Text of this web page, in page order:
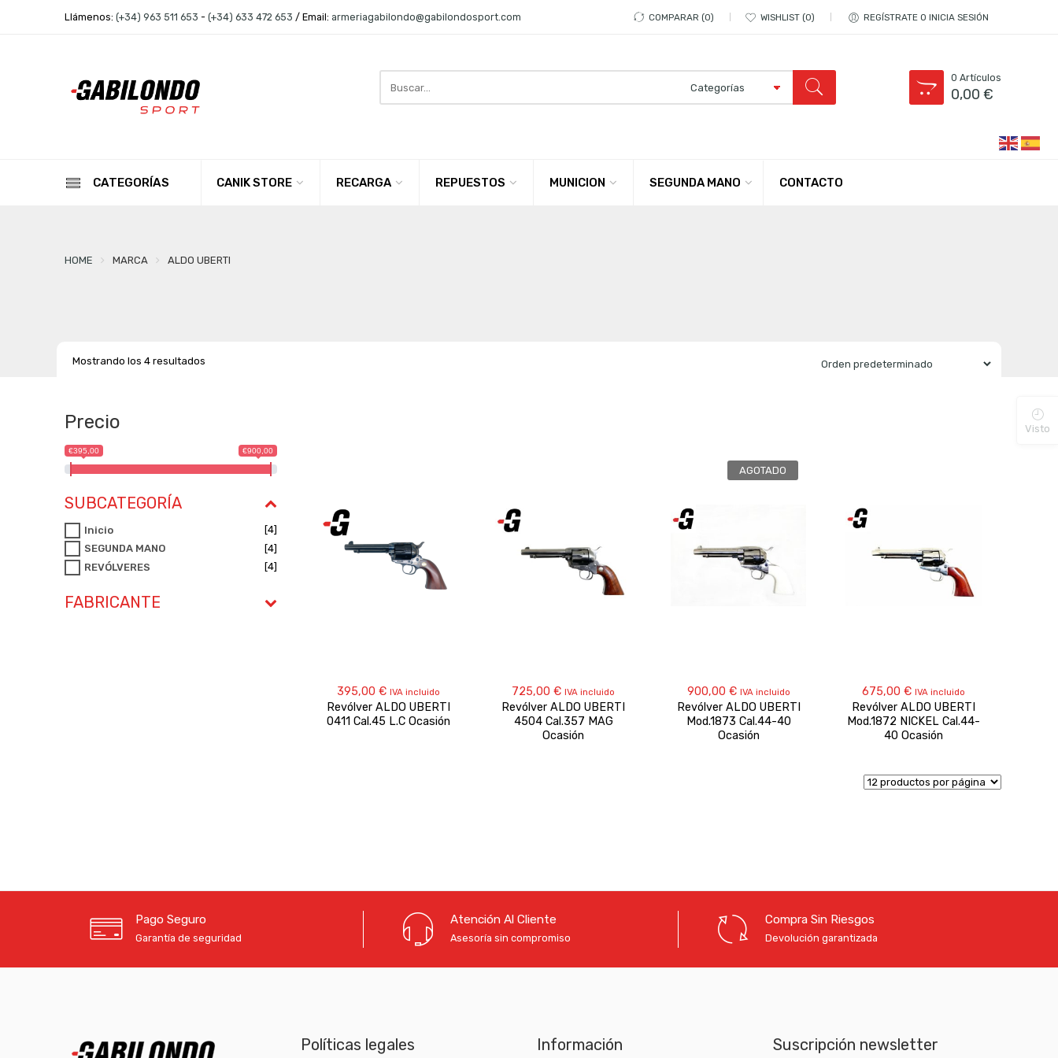
Llámenos: (+34) 963 511 653 - (+34) 633 472 653 / Email: armeriagabilondo@gabilondosport.com COMPARAR 0 WISHLIST 0 REGÍSTRATE O INICIA SESIÓN
here
0 Artículos
0,00€
CATEGORÍAS CANIK STORE RECARGA REPUESTOS MUNICION SEGUNDA MANO CONTACTO
HOME MARCA ALDO UBERTI
Mostrando los 4 resultados
395,00 € IVA incluido
Revólver ALDO UBERTI
0411 Cal.45 L.C Ocasión
725,00€ IVA incluido
Revólver ALDO UBERTI
4504 Cal.357 MAG
Ocasión
AGOTADO
900,00 € IVA incluido
Revólver ALDO UBERTI
Mod.1873 Cal.44-40
Ocasión
675,00€ IVA incluido
Revólver ALDO UBERTI
Mod.1872 NICKEL Cal.44-
40 Ocasión
Precio
€395,00 €900,00
SUBCATEGORÍA
Inicio
[4]
SEGUNDA MANO
[4]
REVÓLVERES
[4]
FABRICANTE
Pago Seguro
Garantía de seguridad
Atención Al Cliente
Asesoría sin compromiso
Compra Sin Riesgos
Devolución garantizada
Políticas legales Información Suscripción newsletter
Visto